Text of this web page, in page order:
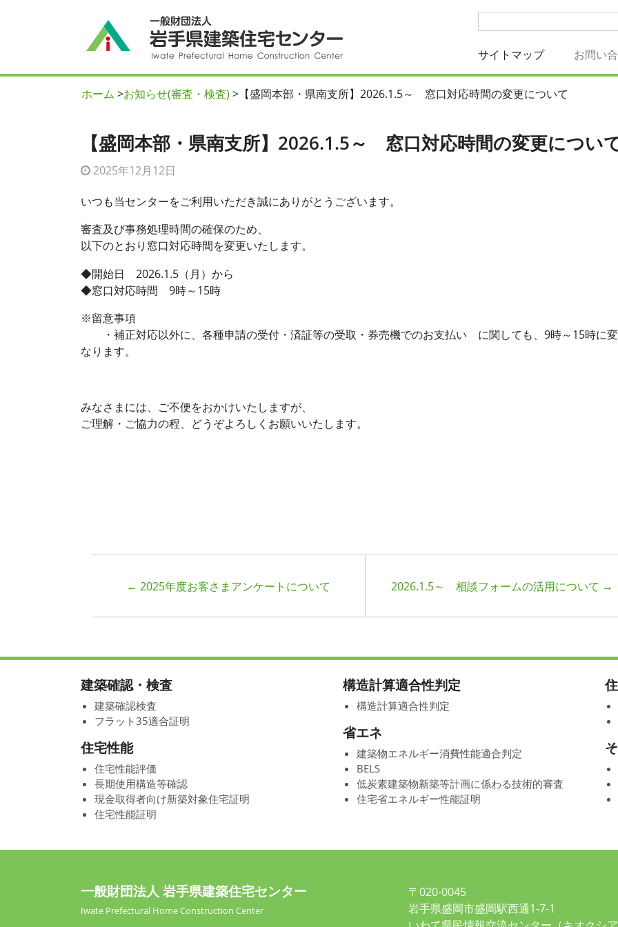
サイトマップ(current)お問い
ホーム >お知らせ(審査・検査) > 【盛岡本部・県南支所】2026.1.5～ 窓口対応時間の変更について
【盛岡本部・県南支所】2026.1.5～ 窓口対応時間の変更につい
2025年12月12日
いつも当センターをご利用いただき誠にありがとうございます。
審査及び事務処理時間の確保のため、
以下のとおり窓口対応時間を変更いたします。
◆開始日 2026.1.5（月）から
◆窓口対応時間 9時～15時
※留意事項
・補正対応以外に、各種申請の受付・済証等の受取・券売機でのお支払い に関しても、9時～15時に
なります。
みなさまには、ご不便をおかけいたしますが、
ご理解・ご協力の程、どうぞよろしくお願いいたします。
← 2025年度お客さまアンケートについて 2026.1.5～ 相談フォームの活用について →
建築確認・検査
建築確認検査
フラット35適合証明
住宅性能
住宅性能評価
長期使用構造等確認
現金取得者向け新築対象住宅証明
住宅性能証明
構造計算適合性判定
構造計算適合性判定
省エネ
建築物エネルギー消費性能適合判定
BELS
低炭素建築物新築等計画に係わる技術的審査
住宅省エネルギー性能証明
一般財団法人 岩手県建築住宅センター
Iwate Prefectural Home Construction Center
〒020-0045
岩手県盛岡市盛岡駅西通1-7-1